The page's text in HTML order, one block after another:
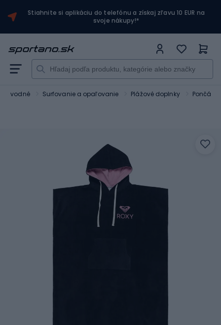
Stiahnite si aplikáciu do telefónu a získaj zľavu 10 EUR na
svoje nákupy!*
vodné Surfovanie a opaľovanie Plážové doplnky Pončá